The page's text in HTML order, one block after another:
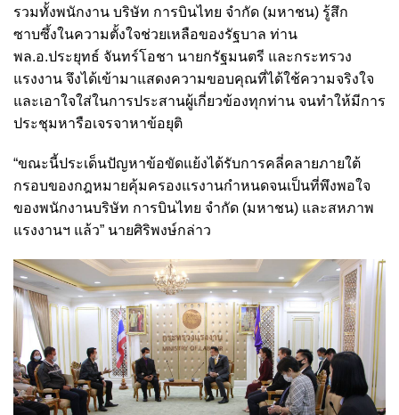
รวมทั้งพนักงาน บริษัท การบินไทย จำกัด (มหาชน) รู้สึก
ซาบซึ้งในความตั้งใจช่วยเหลือของรัฐบาล ท่าน
พล.อ.ประยุทธ์ จันทร์โอชา นายกรัฐมนตรี และกระทรวง
แรงงาน จึงได้เข้ามาแสดงความขอบคุณที่ได้ใช้ความจริงใจ
และเอาใจใส่ในการประสานผู้เกี่ยวข้องทุกท่าน จนทำให้มีการ
ประชุมหารือเจรจาหาข้อยุติ
“ขณะนี้ประเด็นปัญหาข้อขัดแย้งได้รับการคลี่คลายภายใต้
กรอบของกฎหมายคุ้มครองแรงานกำหนดจนเป็นที่พึงพอใจ
ของพนักงานบริษัท การบินไทย จำกัด (มหาชน) และสหภาพ
แรงงานฯ แล้ว” นายศิริพงษ์กล่าว